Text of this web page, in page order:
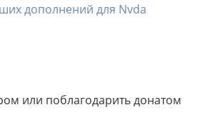
дополнений для Nvda
или поблагодарить донатом